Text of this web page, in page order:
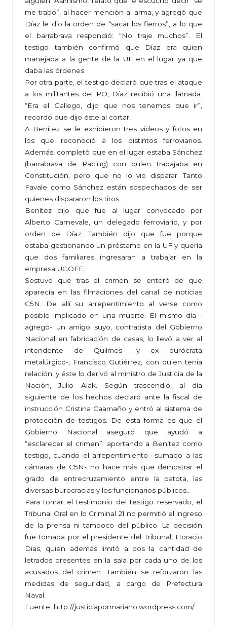
me trabó”, al hacer mención al arma, y agregó que
Díaz le dio la orden de “sacar los fierros”, a lo que
el barrabrava respondió: “No traje muchos”. El
testigo también confirmó que Díaz era quien
manejaba a la gente de la UF en el lugar ya que
daba las órdenes.
Por otra parte, el testigo declaró que tras el ataque
a los militantes del PO, Díaz recibió una llamada.
“Era el Gallego, dijo que nos tenemos que ir”,
recordó que dijo éste al cortar.
A Benítez se le exhibieron tres videos y fotos en
los que reconoció a los distintos ferroviarios.
Además, completó que en el lugar estaba Sánchez
(barrabrava de Racing) con quien trabajaba en
Constitución, pero que no lo vio disparar. Tanto
Favale como Sánchez están sospechados de ser
quienes dispararon los tiros.
Benítez dijo que fue al lugar convocado por
Alberto Carnevale, un delegado ferroviario, y por
orden de Díaz. También dijo que fue porque
estaba gestionando un préstamo en la UF y quería
que dos familiares ingresaran a trabajar en la
empresa UGOFE.
Sostuvo que tras el crimen se enteró de que
aparecía en las filmaciones del canal de noticias
C5N. De allí su arrepentimiento al verse como
posible implicado en una muerte. El mismo día -
agregó- un amigo suyo, contratista del Gobierno
Nacional en fabricación de casas, lo llevó a ver al
intendente de Quilmes –y ex burócrata
metalúrgico-, Francisco Gutiérrez, con quien tenía
relación, y éste lo derivó al ministro de Justicia de la
Nación, Julio Alak. Según trascendió, al día
siguiente de los hechos declaró ante la fiscal de
instrucción Cristina Caamaño y entró al sistema de
protección de testigos. De esta forma es que el
Gobierno Nacional aseguró que ayudó a
“esclarecer el crimen”: aportando a Benitez como
testigo, cuando el arrepentimiento –sumado a las
cámaras de C5N- no hace más que demostrar el
grado de entrecruzamiento entre la patota, las
diversas burocracias y los funcionarios públicos..
Para tomar el testimonio del testigo reservado, el
Tribunal Oral en lo Criminal 21 no permitió el ingreso
de la prensa ni tampoco del público. La decisión
fue tomada por el presidente del Tribunal, Horacio
Dias, quien además limitó a dos la cantidad de
letrados presentes en la sala por cada uno de los
acusados del crimen. También se reforzaron las
medidas de seguridad, a cargo de Prefectura
Naval.
Fuente: http://justiciapormariano.wordpress.com/